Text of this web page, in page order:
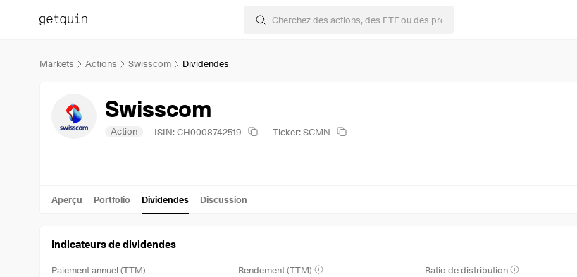
Markets Actions Swisscom Dividendes
Swisscom
Action ISIN: CH0008742519 Ticker: SCMN
Aperçu Portfolio Dividendes Discussion
Indicateurs de dividendes
Paiement annuel (TTM)
Rendement (TTM)
Ratio de distribution